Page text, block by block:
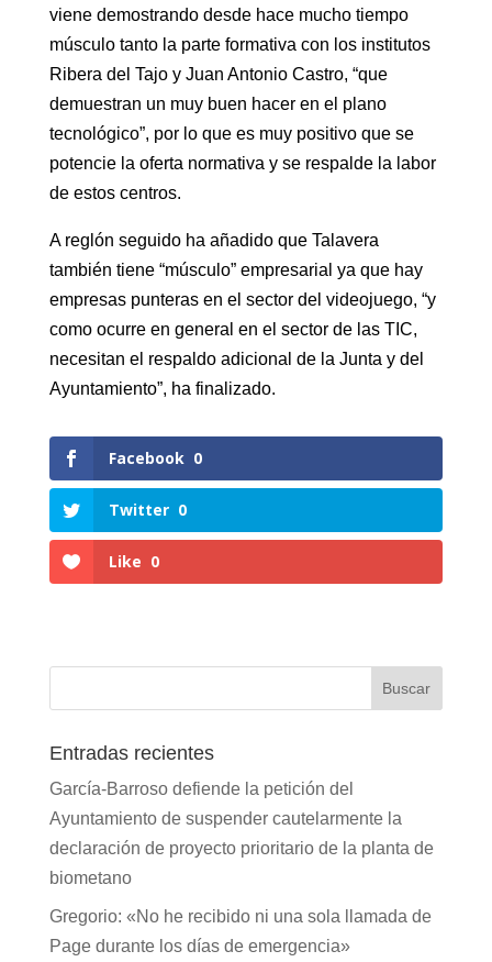
viene demostrando desde hace mucho tiempo
músculo tanto la parte formativa con los institutos
Ribera del Tajo y Juan Antonio Castro, “que
demuestran un muy buen hacer en el plano
tecnológico”, por lo que es muy positivo que se
potencie la oferta normativa y se respalde la labor
de estos centros.
A reglón seguido ha añadido que Talavera
también tiene “músculo” empresarial ya que hay
empresas punteras en el sector del videojuego, “y
como ocurre en general en el sector de las TIC,
necesitan el respaldo adicional de la Junta y del
Ayuntamiento”, ha finalizado.
Facebook 0
Twitter 0
Like 0
Entradas recientes
García-Barroso defiende la petición del
Ayuntamiento de suspender cautelarmente la
declaración de proyecto prioritario de la planta de
biometano
Gregorio: «No he recibido ni una sola llamada de
Page durante los días de emergencia»